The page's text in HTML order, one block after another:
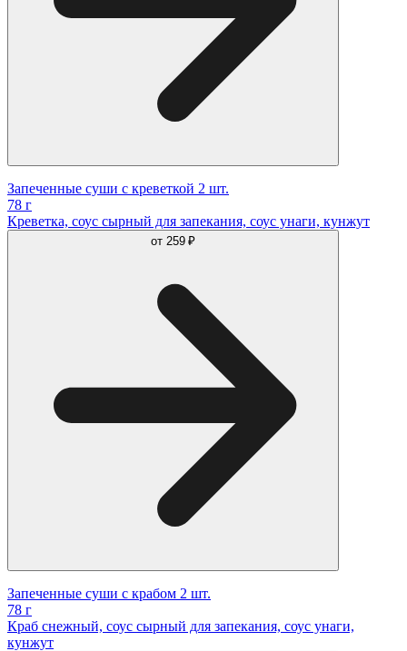
Запеченные суши с креветкой 2 шт.
78 г
Креветка, соус сырный для запекания, соус унаги, кунжут
от 259 ₽
Запеченные суши с крабом 2 шт.
78 г
Краб снежный, соус сырный для запекания, соус унаги,
кунжут